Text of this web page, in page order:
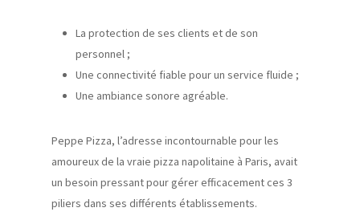
La protection de ses clients et de son
personnel ;
Une connectivité fiable pour un service fluide ;
Une ambiance sonore agréable.
Peppe Pizza, l’adresse incontournable pour les
amoureux de la vraie pizza napolitaine à Paris, avait
un besoin pressant pour gérer efficacement ces 3
piliers dans ses différents établissements.